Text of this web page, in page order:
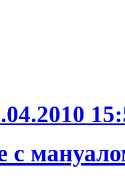
с